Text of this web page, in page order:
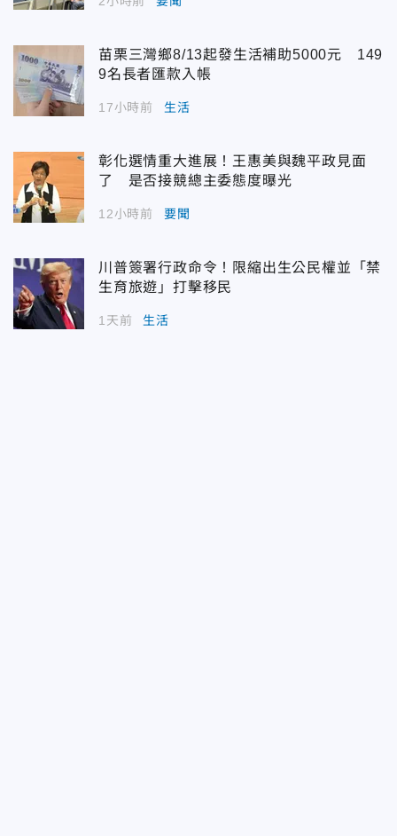
苗栗三灣鄉8/13起發生活補助5000元 149
9名長者匯款入帳
17小時前 生活
彰化選情重大進展！王惠美與魏平政見面
了 是否接競總主委態度曝光
12小時前 要聞
川普簽署行政命令！限縮出生公民權並「禁
生育旅遊」打擊移民
1天前 生活